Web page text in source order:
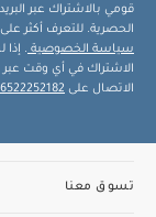
قومي بالاشتراك عبر
الحصرية. للتعرف أكثر
سياسة الخصوصية . إذا
الاشتراك في أي وقت عبر
الاتصال على
تسوق معنا